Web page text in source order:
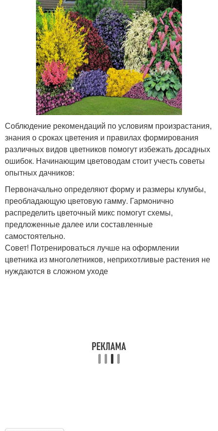
Соблюдение рекомендаций по условиям произрастания,
знания о сроках цветения и правилах формирования
различных видов цветников помогут избежать досадных
ошибок. Начинающим цветоводам стоит учесть советы
опытных дачников:
Первоначально определяют форму и размеры клумбы,
преобладающую цветовую гамму. Гармонично
распределить цветочный микс помогут схемы,
предложенные далее или составленные
самостоятельно.
​Совет! Потренироваться лучше на оформлении
цветника из многолетников, неприхотливые растения не
нуждаются в сложном уходе